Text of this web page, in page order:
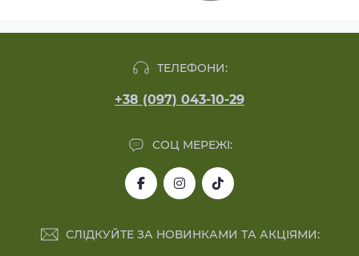
ТЕЛЕФОНИ:
+38 (097) 043-10-29
СОЦ МЕРЕЖІ:
СЛІДКУЙТЕ ЗА НОВИНКАМИ ТА АКЦІЯМИ: